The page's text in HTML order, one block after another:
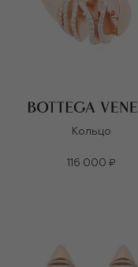
Кольцо
116 000 ₽